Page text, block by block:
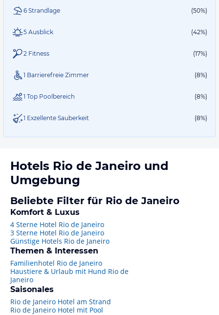
6 Strandlage (50%)
5 Ausblick (42%)
2 Fitness (17%)
1 Barrierefreie Zimmer (8%)
1 Top Poolbereich (8%)
1 Exzellente Sauberkeit (8%)
Hotels Rio de Janeiro und
Umgebung
Beliebte Filter für Rio de Janeiro
Komfort & Luxus
4 Sterne Hotel Rio de Janeiro
3 Sterne Hotel Rio de Janeiro
Günstige Hotels Rio de Janeiro
Themen & Interessen
Familienhotel Rio de Janeiro
Haustiere & Urlaub mit Hund Rio de
Janeiro
Saisonales
Rio de Janeiro Hotel am Strand
Rio de Janeiro Hotel mit Pool